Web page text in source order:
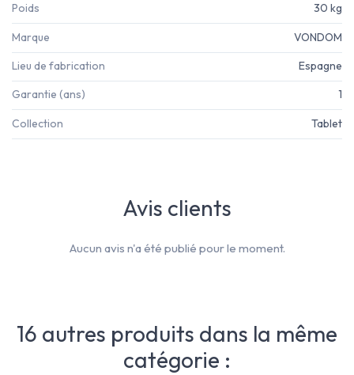
Poids 30 kg
Marque VONDOM
Lieu de fabrication Espagne
Garantie (ans) 1
Collection Tablet
Avis clients
Aucun avis n'a été publié pour le moment.
16 autres produits dans la même
catégorie :